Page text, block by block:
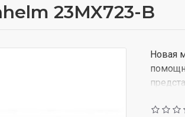
23MX723-B
Новая